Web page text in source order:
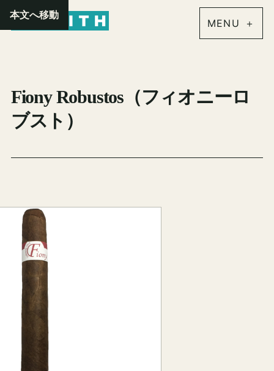
本文へ移動
Fiony Robustos（フィオニーロ
ブスト）